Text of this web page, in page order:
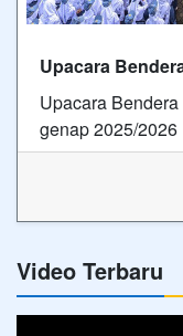
Upacara
Upacara
genap 2025/2026
Video Terbaru